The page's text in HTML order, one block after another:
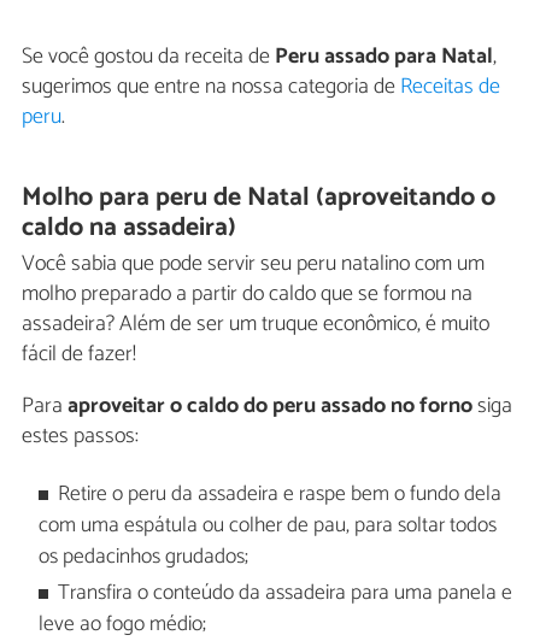
Se você gostou da receita dePeru assado para Natal,
sugerimos que entre na nossa categoria deReceitas de
peru.
Molho para peru de Natal (aproveitando o
caldo na assadeira)
Você sabia que pode servir seu peru natalino com um
molho preparado a partir do caldo que se formou na
assadeira? Além de ser um truque econômico, é muito
fácil de fazer!
Paraaproveitar o caldo do peru assado no fornosiga
estes passos:
Retire o peru da assadeira e raspe bem o fundo dela
com uma espátula ou colher de pau, para soltar todos
os pedacinhos grudados;
Transfira o conteúdo da assadeira para uma panela e
leve ao fogo médio;